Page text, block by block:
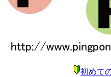
初めて